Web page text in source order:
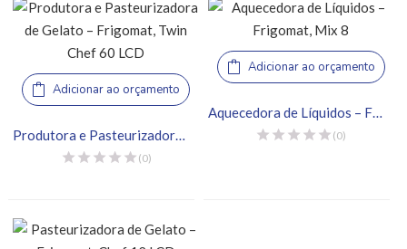
Adicionar ao orçamento
Produtora e Pasteurizadora de Gelato – Frigomat, Twin Chef 60 LCD
(0)
Adicionar ao orçamento
Aquecedora de Líquidos – Frigomat, Mix 8
(0)